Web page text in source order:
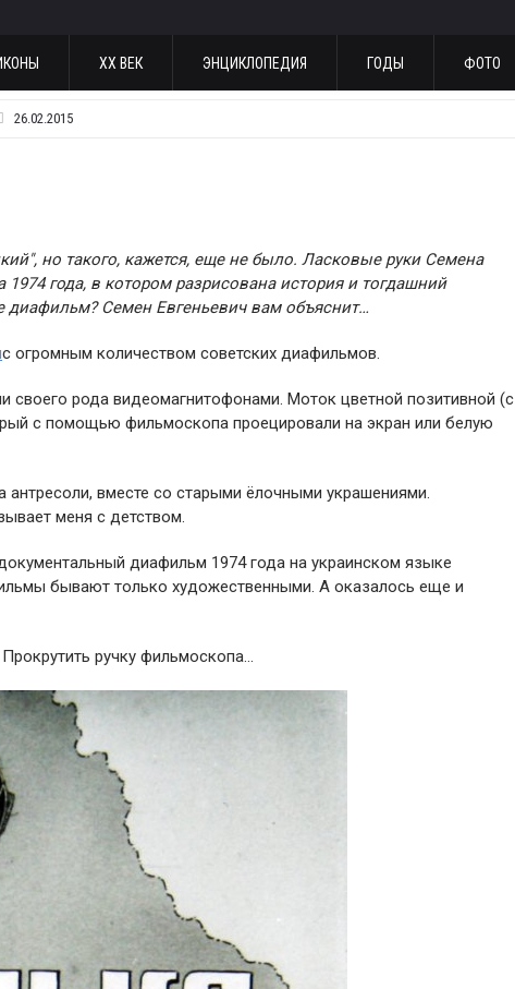
ХХ ВЕК ЭНЦИКЛОПЕДИЯ ГОДЫ ФОТО
26.02.2015
но такого, кажется, еще не было. Ласковые руки Семена
года, в котором разрисована история и тогдашний
диафильм? Семен Евгеньевич вам объяснит…
с огромным количеством советских диафильмов.
рода видеомагнитофонами. Моток цветной позитивной (с
с помощью фильмоскопа проецировали на экран или белую
вместе со старыми ёлочными украшениями.
меня с детством.
диафильм 1974 года на украинском языке
бывают только художественными. А оказалось еще и
ручку фильмоскопа…